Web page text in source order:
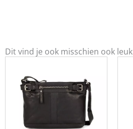
Dit vind je ook misschien ook leuk